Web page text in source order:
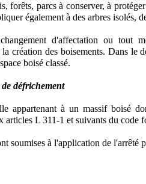
forêts, parcs à conserver, à
également à des arbres isolés,
d'affectation ou tout
création des boisements. Dans le
boisé classé.
défrichement
appartenant à un massif boisé
articles L 311-1 et suivants du code
soumises à l'application de l'arrêté